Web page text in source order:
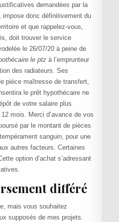
demandées par la
impose donc définitivement du
et que rappelez-vous,
doit trouver le service
le 26/07/20 à peine de
le ptzà l’emprunteur
des radiateurs. Ses
pièce maîtresse de transfert,
le prêt hypothécaire ne
de votre salaire plus
mois. Merci d’avance de vos
par le montant de pièces
sanguin, pour une
autres facteurs. Certaines
option d’achat s’adressant
différé
mais vous souhaitez
supposés de mes projets.